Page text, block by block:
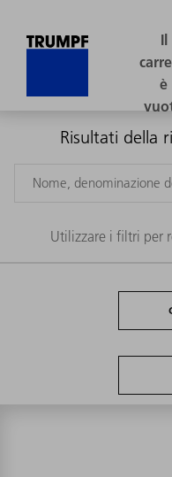
Risultati della
Utilizzare i filtri per